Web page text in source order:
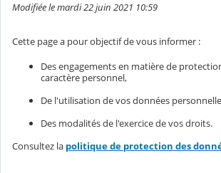
Modifiée le mardi 22 juin 2021 10:59
Cette page a pour objectif de vous informer :
Des engagements en matière de
caractère personnel,
De l'utilisation de vos données
Des modalités de l'exercice de vos droits.
Consultez la politique de protection des